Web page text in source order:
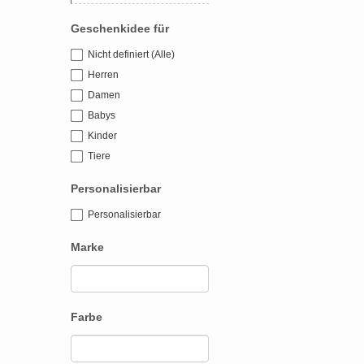
Geschenkidee für
Nicht definiert (Alle)
Herren
Damen
Babys
Kinder
Tiere
Personalisierbar
Personalisierbar
Marke
Farbe